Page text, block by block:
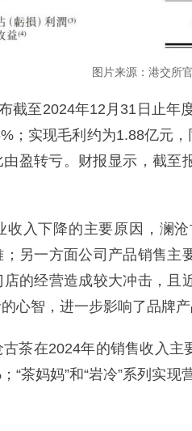
图片来源：港交所
截至2024年12月31日止年
；实现毛利约为1.88亿元
盈转亏。财报显示，截至
收入下降的主要原因，澜
另一方面公司产品销售主
的经营造成较大冲击，且
心智，进一步影响了品牌产
茶在2024年的销售收入主
“茶妈妈”和“岩冷”系列实现